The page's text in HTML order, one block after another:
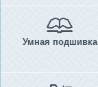
Умная подшивка